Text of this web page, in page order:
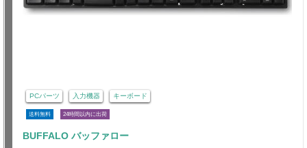
PCパーツ 入力機器 キーボード
送料無料 24時間以内に出荷
BUFFALO バッファロー